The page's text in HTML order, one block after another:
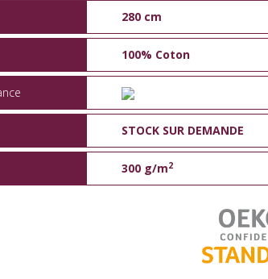
280 cm
100% Coton
STOCK SUR DEMANDE
300 g/m2